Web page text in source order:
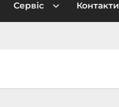
Сервіс Контакти